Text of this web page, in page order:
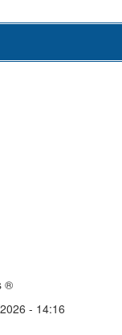
®
- 14:16